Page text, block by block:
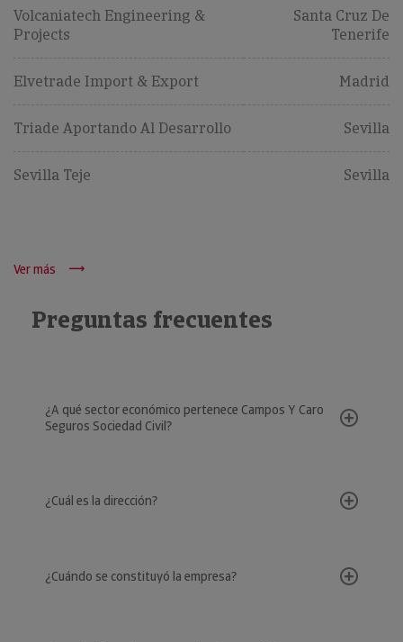
Volcaniatech Engineering &
Projects
Santa Cruz De
Tenerife
Elvetrade Import & Export Madrid
Triade Aportando Al Desarrollo Sevilla
Sevilla Teje Sevilla
Ver más
Preguntas frecuentes
¿A qué sector económico pertenece Campos Y Caro
Seguros Sociedad Civil?
¿Cuál es la dirección?
¿Cuándo se constituyó la empresa?